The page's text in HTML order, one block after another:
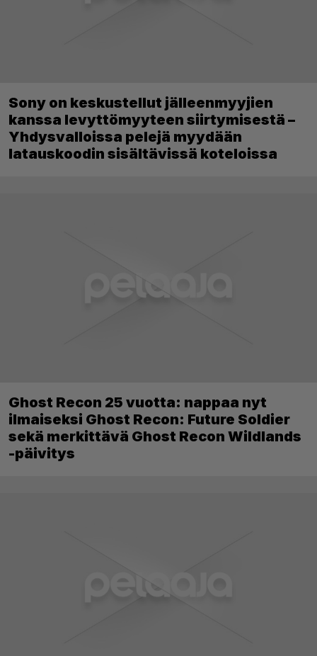
Sony on keskustellut jälleenmyyjien
kanssa levyttömyyteen siirtymisestä –
Yhdysvalloissa pelejä myydään
latauskoodin sisältävissä koteloissa
Ghost Recon 25 vuotta: nappaa nyt
ilmaiseksi Ghost Recon: Future Soldier
sekä merkittävä Ghost Recon Wildlands
-päivitys